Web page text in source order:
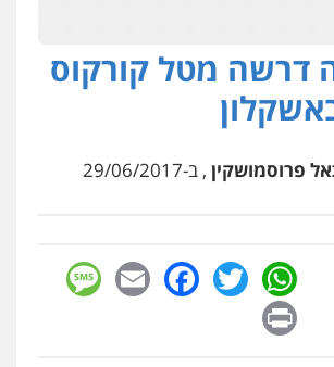
דרשה מטל קורקוס
פרוסמושקין , ב-29/06/2017
WhatsApp
Twitter
Facebook
Email